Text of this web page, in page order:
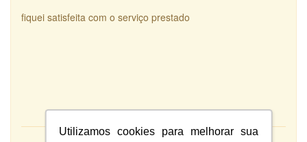
Utilizamos cookies para melhorar sua
fiquei satisfeita com o serviço prestado